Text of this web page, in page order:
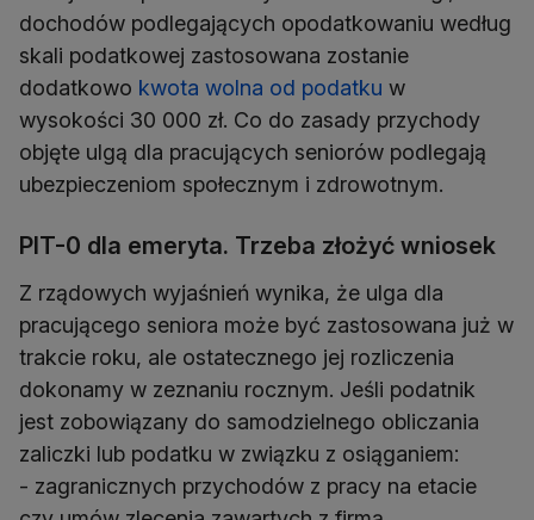
dochodów podlegających opodatkowaniu według
skali podatkowej zastosowana zostanie
dodatkowo kwota wolna od podatku w
wysokości 30 000 zł. Co do zasady przychody
objęte ulgą dla pracujących seniorów podlegają
ubezpieczeniom społecznym i zdrowotnym.
PIT-0 dla emeryta. Trzeba złożyć wniosek
Z rządowych wyjaśnień wynika, że ulga dla
pracującego seniora może być zastosowana już w
trakcie roku, ale ostatecznego jej rozliczenia
dokonamy w zeznaniu rocznym. Jeśli podatnik
jest zobowiązany do samodzielnego obliczania
zaliczki lub podatku w związku z osiąganiem:
- zagranicznych przychodów z pracy na etacie